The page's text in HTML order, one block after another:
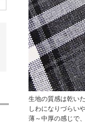
生地の質感は乾い
しわになりづらい
薄～中厚の感じで